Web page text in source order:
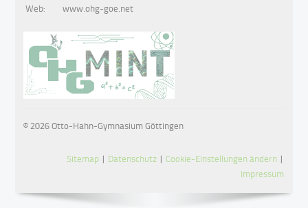
Web:
www.ohg-goe.net
© 2026 Otto-Hahn-Gymnasium Göttingen
Sitemap | Datenschutz |Cookie-Einstellungen ändern |
Impressum